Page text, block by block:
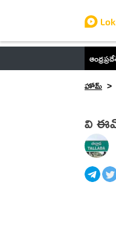
హోమ్
వి